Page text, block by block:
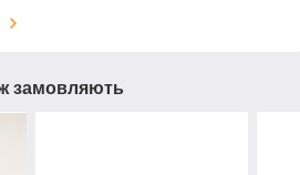
замовляють